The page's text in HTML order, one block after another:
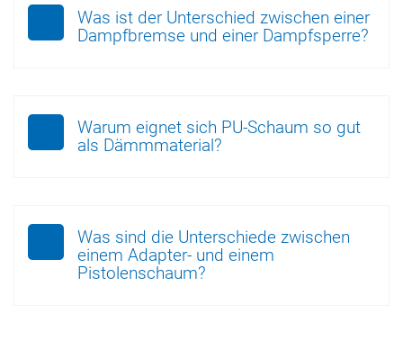
Was ist der Unterschied zwischen einer
Dampfbremse und einer Dampfsperre?
Warum eignet sich PU-Schaum so gut
als Dämmmaterial?
Was sind die Unterschiede zwischen
einem Adapter- und einem
Pistolenschaum?